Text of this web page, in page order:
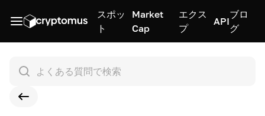
スポッ
ト
Market
Cap
エクス
プ
API
ブロ
グ